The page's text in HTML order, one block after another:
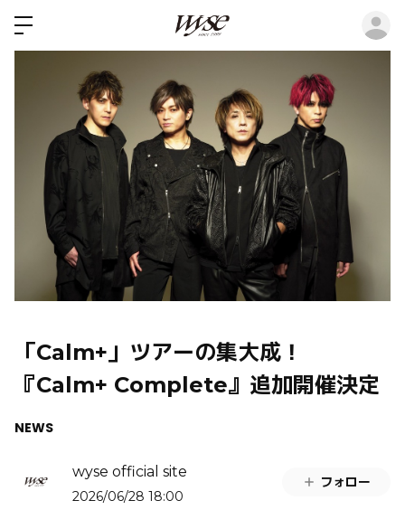
「Calm+」ツアーの集大成！
『Calm+ Complete』追加開催決定
NEWS
wyse official site
2026/06/28 18:00
フォロー